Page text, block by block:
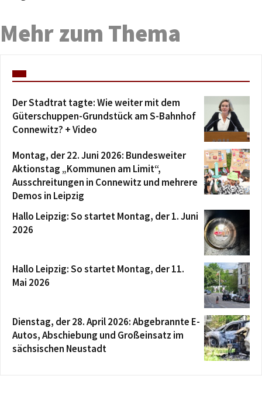
Mehr zum Thema
Der Stadtrat tagte: Wie weiter mit dem
Güterschuppen-Grundstück am S-Bahnhof
Connewitz? + Video
Montag, der 22. Juni 2026: Bundesweiter
Aktionstag „Kommunen am Limit“,
Ausschreitungen in Connewitz und mehrere
Demos in Leipzig
Hallo Leipzig: So startet Montag, der 1. Juni
2026
Hallo Leipzig: So startet Montag, der 11.
Mai 2026
Dienstag, der 28. April 2026: Abgebrannte E-
Autos, Abschiebung und Großeinsatz im
sächsischen Neustadt